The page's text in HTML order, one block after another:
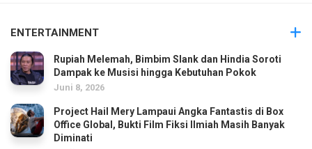
ENTERTAINMENT
Rupiah Melemah, Bimbim Slank dan Hindia Soroti
Dampak ke Musisi hingga Kebutuhan Pokok
Juni 8, 2026
Project Hail Mery Lampaui Angka Fantastis di Box
Office Global, Bukti Film Fiksi Ilmiah Masih Banyak
Diminati